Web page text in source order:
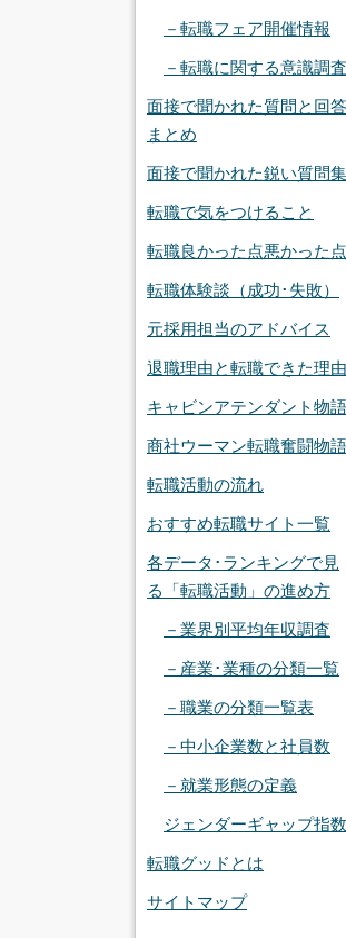
－転職フェア開催情報
－転職に関する意識調査
面接で聞かれた質問と回答
まとめ
面接で聞かれた鋭い質問集
転職で気をつけること
転職良かった点悪かった点
転職体験談（成功･失敗）
元採用担当のアドバイス
退職理由と転職できた理由
キャビンアテンダント物語
商社ウーマン転職奮闘物語
転職活動の流れ
おすすめ転職サイト一覧
各データ･ランキングで見
る「転職活動」の進め方
－業界別平均年収調査
－産業･業種の分類一覧
－職業の分類一覧表
－中小企業数と社員数
－就業形態の定義
ジェンダーギャップ指数
転職グッドとは
サイトマップ